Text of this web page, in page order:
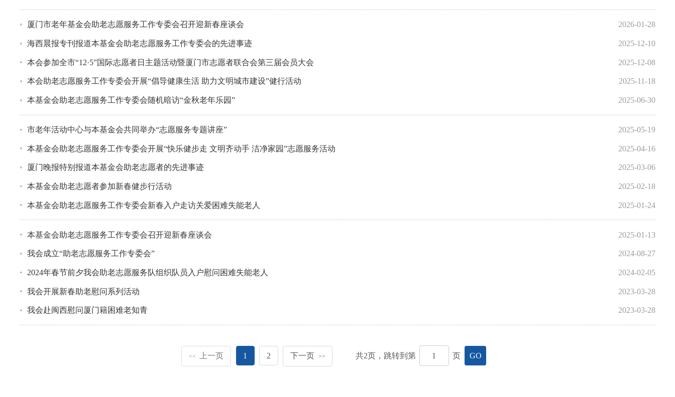
厦门市老年基金会助老志愿服务工作专委会召开迎新春座谈会 2026-01-28
海西晨报专刊报道本基金会助老志愿服务工作专委会的先进事迹 2025-12-10
本会参加全市“12·5”国际志愿者日主题活动暨厦门市志愿者联合会第三届会员大会 2025-12-08
本会助老志愿服务工作专委会开展“倡导健康生活 助力文明城市建设”健行活动 2025-11-18
本基金会助老志愿服务工作专委会随机暗访“金秋老年乐园” 2025-06-30
市老年活动中心与本基金会共同举办“志愿服务专题讲座” 2025-05-19
本基金会助老志愿服务工作专委会开展“快乐健步走 文明齐动手 洁净家园”志愿服务活动 2025-04-16
厦门晚报特别报道本基金会助老志愿者的先进事迹 2025-03-06
本基金会助老志愿者参加新春健步行活动 2025-02-18
本基金会助老志愿服务工作专委会新春入户走访关爱困难失能老人 2025-01-24
本基金会助老志愿服务工作专委会召开迎新春座谈会 2025-01-13
我会成立“助老志愿服务工作专委会” 2024-08-27
2024年春节前夕我会助老志愿服务队组织队员入户慰问困难失能老人 2024-02-05
我会开展新春助老慰问系列活动 2023-03-28
我会赴闽西慰问厦门籍困难老知青 2023-03-28
<< 上一页 1 2 下一页 >> 共2页，跳转到第 页 GO